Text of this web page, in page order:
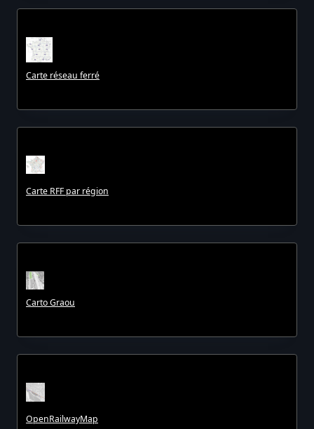
Carte réseau ferré
Carte RFF par région
Carto Graou
OpenRailwayMap